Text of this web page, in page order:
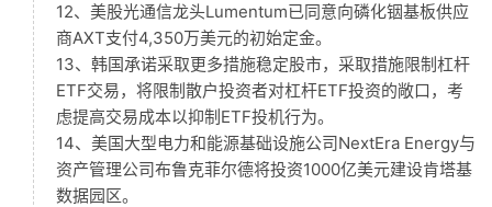
12、美股光通信龙头Lumentum已同意向磷化铟基板供应
商AXT支付4,350万美元的初始定金。
13、韩国承诺采取更多措施稳定股市，采取措施限制杠杆
ETF交易，将限制散户投资者对杠杆ETF投资的敞口，考
虑提高交易成本以抑制ETF投机行为。
14、美国大型电力和能源基础设施公司NextEra Energy与
资产管理公司布鲁克菲尔德将投资1000亿美元建设肯塔基
数据园区。